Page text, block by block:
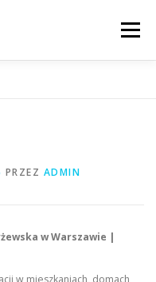
Menu
PRZEZ ADMIN
w Warszawie |